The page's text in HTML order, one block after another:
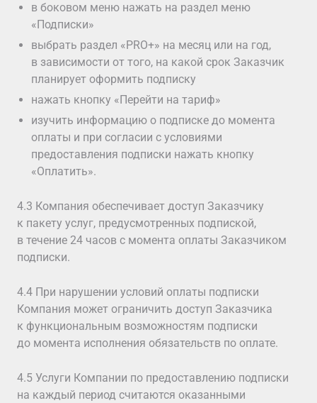
в боковом меню нажать на раздел меню
«Подписки»
выбрать раздел «PRO+» на месяц или на год,
в зависимости от того, на какой срок Заказчик
планирует оформить подписку
нажать кнопку «Перейти на тариф»
изучить информацию о подписке до момента
оплаты и при согласии с условиями
предоставления подписки нажать кнопку
«Оплатить».
4.3 Компания обеспечивает доступ Заказчику
к пакету услуг, предусмотренных подпиской,
в течение 24 часов с момента оплаты Заказчиком
подписки.
4.4 При нарушении условий оплаты подписки
Компания может ограничить доступ Заказчика
к функциональным возможностям подписки
до момента исполнения обязательств по оплате.
4.5 Услуги Компании по предоставлению подписки
на каждый период считаются оказанными